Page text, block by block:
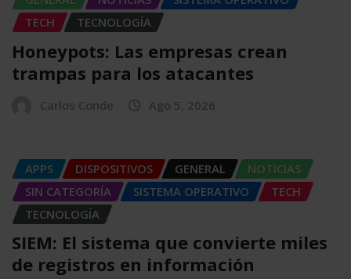
TECH
TECNOLOGÍA
Honeypots: Las empresas crean
trampas para los atacantes
Carlos Conde Ago 5, 2026
APPS DISPOSITIVOS GENERAL
NOTICIAS
SIN CATEGORÍA
SISTEMA OPERATIVO
TECH
TECNOLOGÍA
SIEM: El sistema que convierte miles
de registros en información